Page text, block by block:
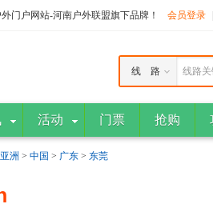
门户网站-河南户外联盟旗下品牌！ 会员登录
线路
线 路
活动 门票 抢购
亚洲 > 中国 > 广东 > 东莞